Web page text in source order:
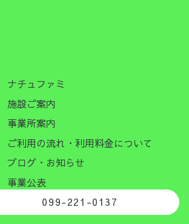
ナチュファミ
施設ご案内
事業所案内
ご利用の流れ・利用料金について
ブログ・お知らせ
事業公表
099-221-0137
ドッジボールやサーキットで、カラ
トランポリンにバランスボール、フ
本橋、マットなどを並べてコースを
ジすることができましたよ(^_-)-☆
運動遊びに参加して楽しんでいき